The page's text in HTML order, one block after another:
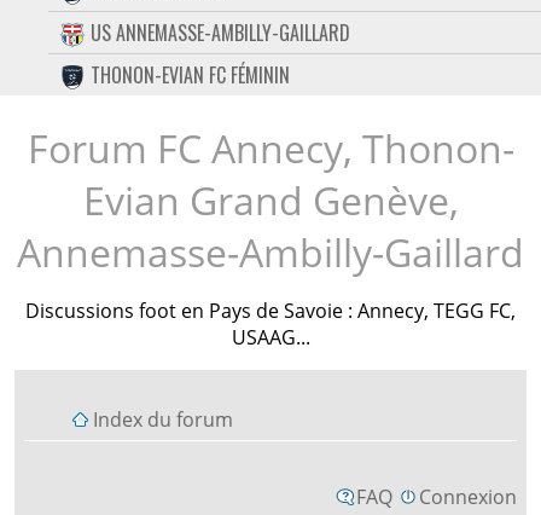
FACEBOOK
TWITTER
INSTAGRAM
US ANNEMASSE-AMBILLY-GAILLARD
THONON-EVIAN FC FÉMININ
Forum FC Annecy, Thonon-
Evian Grand Genève,
Annemasse-Ambilly-Gaillard
Discussions foot en Pays de Savoie : Annecy, TEGG FC,
USAAG...
Index du forum
FAQ Connexion